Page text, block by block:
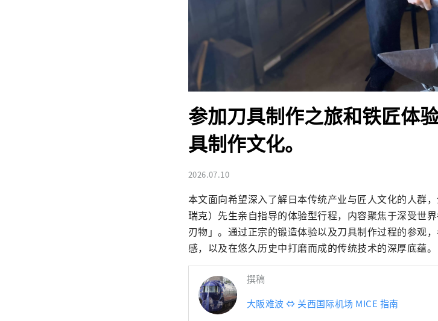
参加刀具制作之旅和铁匠体
具制作文化。
2026.07.10
本文面向希望深入了解日本传统产业与匠人文化的人群
瑞克）先生亲自指导的体验型行程，内容聚焦于深受世
刃物」。通过正宗的锻造体验以及刀具制作过程的参观
感，以及在悠久历史中打磨而成的传统技术的深厚底蕴。
撰稿
大阪难波 ⇔ 关西国际机场 MICE 指南